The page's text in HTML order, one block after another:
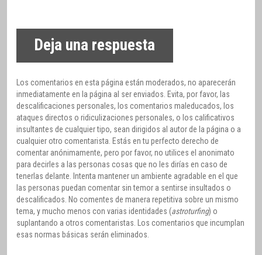
Deja una respuesta
Los comentarios en esta página están moderados, no aparecerán
inmediatamente en la página al ser enviados. Evita, por favor, las
descalificaciones personales, los comentarios maleducados, los
ataques directos o ridiculizaciones personales, o los calificativos
insultantes de cualquier tipo, sean dirigidos al autor de la página o a
cualquier otro comentarista. Estás en tu perfecto derecho de
comentar anónimamente, pero por favor, no utilices el anonimato
para decirles a las personas cosas que no les dirías en caso de
tenerlas delante. Intenta mantener un ambiente agradable en el que
las personas puedan comentar sin temor a sentirse insultados o
descalificados. No comentes de manera repetitiva sobre un mismo
tema, y mucho menos con varias identidades (astroturfing) o
suplantando a otros comentaristas. Los comentarios que incumplan
esas normas básicas serán eliminados.